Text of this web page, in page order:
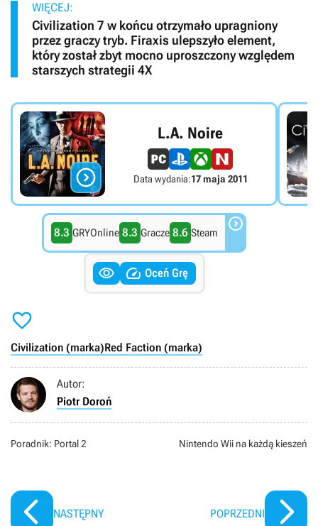
WIĘCEJ:
Civilization 7 w końcu otrzymało upragniony
przez graczy tryb. Firaxis ulepszyło element,
który został zbyt mocno uproszczony względem
starszych strategii 4X

L.A. Noire
Data wydania:17 maja 2011
8.3 GRYOnline 8.3 Gracze 8.6 Steam 
  Oceń Grę

Civilization (marka)Red Faction (marka)
Autor:
Piotr Doroń
Poradnik: Portal 2
NASTĘPNY
Nintendo Wii na każdą kieszeń
POPRZEDNI